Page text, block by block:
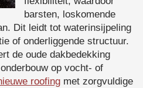
barsten, loskomende
Dit leidt tot waterinsijpeling
of onderliggende structuur.
de oude dakbedekking
op vocht- of
roofing met zorgvuldige